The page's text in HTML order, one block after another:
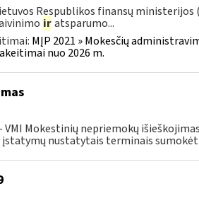
Respublikos finansų
ir atsparumo...
MĮP 2021 » Mokesčių
nuo 2026 m.
Mokestinių nepriemokų
nustatytais terminais